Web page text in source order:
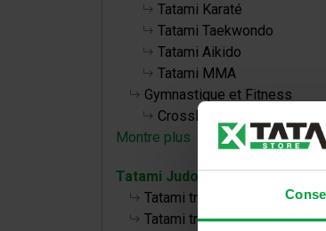
Tatami Karaté
Tatami Taekwondo
Tatami Aikido
Tatami MMA
Gymnastique et Fitness
CrossFit
Montre plus
Tatami Judo
Tatami traditionnel TL 40 50
Tatami traditionnel TT 40 50